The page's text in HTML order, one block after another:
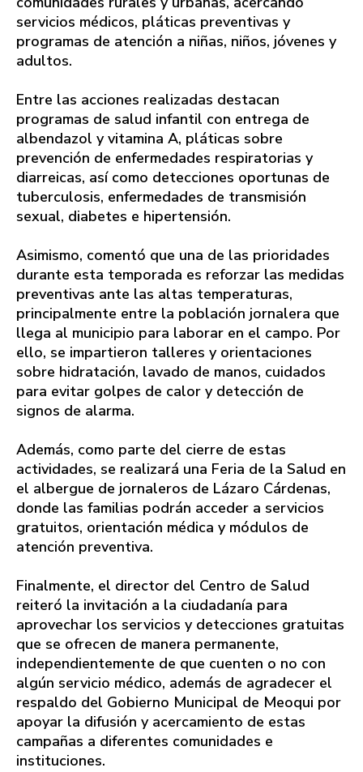
servicios médicos, pláticas preventivas y
programas de atención a niñas, niños, jóvenes y
adultos.
Entre las acciones realizadas destacan
programas de salud infantil con entrega de
albendazol y vitamina A, pláticas sobre
prevención de enfermedades respiratorias y
diarreicas, así como detecciones oportunas de
tuberculosis, enfermedades de transmisión
sexual, diabetes e hipertensión.
Asimismo, comentó que una de las prioridades
durante esta temporada es reforzar las medidas
preventivas ante las altas temperaturas,
principalmente entre la población jornalera que
llega al municipio para laborar en el campo. Por
ello, se impartieron talleres y orientaciones
sobre hidratación, lavado de manos, cuidados
para evitar golpes de calor y detección de
signos de alarma.
Además, como parte del cierre de estas
actividades, se realizará una Feria de la Salud en
el albergue de jornaleros de Lázaro Cárdenas,
donde las familias podrán acceder a servicios
gratuitos, orientación médica y módulos de
atención preventiva.
Finalmente, el director del Centro de Salud
reiteró la invitación a la ciudadanía para
aprovechar los servicios y detecciones gratuitas
que se ofrecen de manera permanente,
independientemente de que cuenten o no con
algún servicio médico, además de agradecer el
respaldo del Gobierno Municipal de Meoqui por
apoyar la difusión y acercamiento de estas
campañas a diferentes comunidades e
instituciones.